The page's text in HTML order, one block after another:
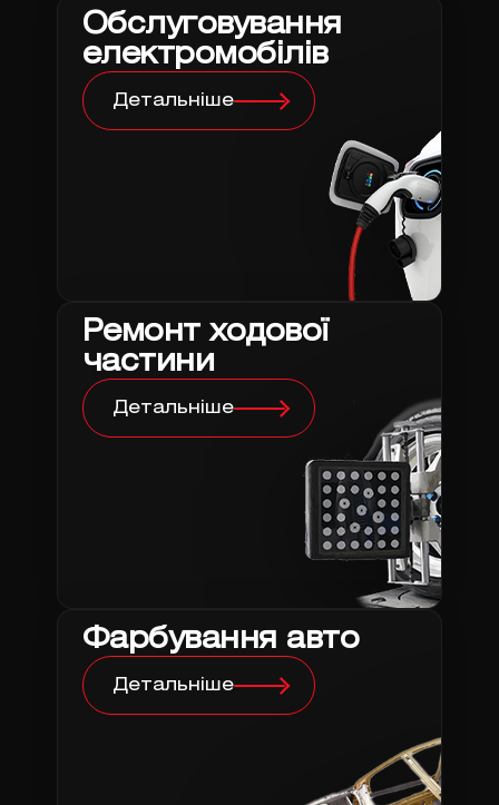
Обслуговування
електромобілів
Детальніше
Ремонт ходової
частини
Детальніше
Фарбування авто
Детальніше